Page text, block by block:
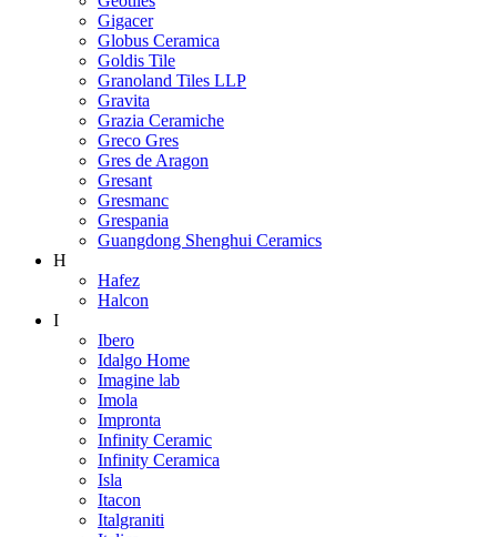
Gigacer
Globus Ceramica
Goldis Tile
Granoland Tiles LLP
Gravita
Grazia Ceramiche
Greco Gres
Gres de Aragon
Gresant
Gresmanc
Grespania
Guangdong Shenghui Ceramics
H
Hafez
Halcon
I
Ibero
Idalgo Home
Imagine lab
Imola
Impronta
Infinity Ceramic
Infinity Ceramica
Isla
Itacon
Italgraniti